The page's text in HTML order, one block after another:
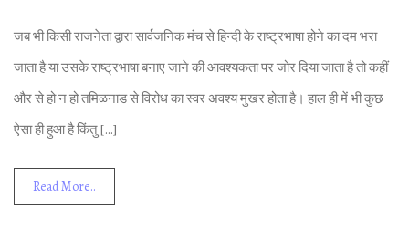
जब भी क‍िसी राजनेता द्वारा सार्वज‍न‍िक मंच से ह‍िन्‍दी के राष्‍ट्रभाषा होने का दम भरा
जाता है या उसके राष्‍ट्रभाषा बनाए जाने क‍ी आवश्‍यकता पर जोर द‍िया जाता है तो कहीं
और से हो न हो तम‍िळनाड से व‍िरोध का स्‍वर अवश्‍य मुखर होता है। हाल ही में भी कुछ
ऐसा ही हुआ है क‍िंतु […]
Read More..